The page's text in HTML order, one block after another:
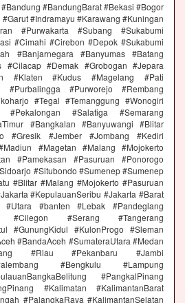
#BandungBarat #Bekasi #Bogor
#Indramayu #Karawang #Kuningan
#Purwakarta #Subang #Sukabumi
#Cimahi #Cirebon #Depok #Sukabumi
#Banjarnegara #Banyumas #Batang
#Cilacap #Demak #Grobogan #Jepara
#Klaten #Kudus #Magelang #Pati
#Purbalingga #Purworejo #Rembang
#Tegal #Temanggung #Wonogiri
#Pekalongan #Salatiga #Semarang
#Bangkalan #Banyuwangi #Blitar
#Gresik #Jember #Jombang #Kediri
#Magetan #Malang #Mojokerto
#Pamekasan #Pasuruan #Ponorogo
#Situbondo #Sumenep #Sumenep
#Blitar #Malang #Mojokerto #Pasuruan
#KepulauanSeribu #Jakarta #Barat
#banten #Lebak #Pandeglang
#Cilegon #Serang #Tangerang
#GunungKidul #KulonProgo #Sleman
#BandaAceh #SumateraUtara #Medan
#Riau #Pekanbaru #Jambi
#Bengkulu #Lampung
#PangkalPinang
#Kalimatan #KalimantanBarat
#PalangkaRaya #KalimantanSelatan